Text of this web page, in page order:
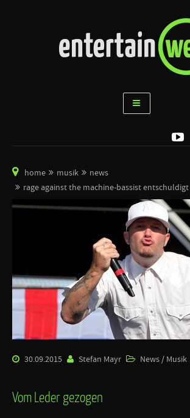
home musik
news
rage against the machine-bassist
30.09.2015 Stefan Mayr News / Musik
Vom Leder gezogen